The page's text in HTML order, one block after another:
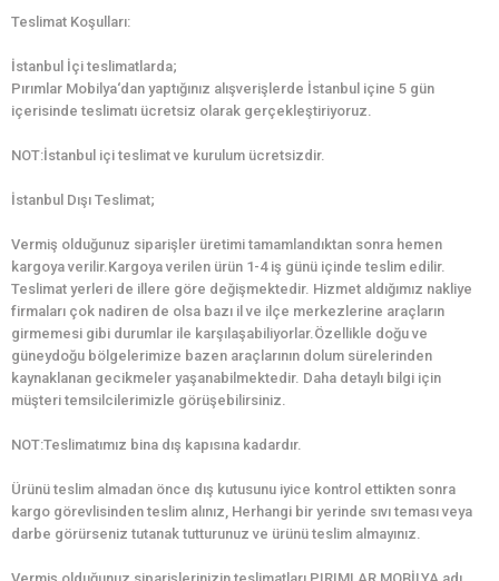
Teslimat Koşulları:
İstanbul İçi teslimatlarda;
Pırımlar Mobilya‘dan yaptığınız alışverişlerde İstanbul içine 5 gün
içerisinde teslimatı ücretsiz olarak gerçekleştiriyoruz.
NOT:İstanbul içi teslimat ve kurulum ücretsizdir.
İstanbul Dışı Teslimat;
Vermiş olduğunuz siparişler üretimi tamamlandıktan sonra hemen
kargoya verilir.Kargoya verilen ürün 1-4 iş günü içinde teslim edilir.
Teslimat yerleri de illere göre değişmektedir. Hizmet aldığımız nakliye
firmaları çok nadiren de olsa bazı il ve ilçe merkezlerine araçların
girmemesi gibi durumlar ile karşılaşabiliyorlar.Özellikle doğu ve
güneydoğu bölgelerimize bazen araçlarının dolum sürelerinden
kaynaklanan gecikmeler yaşanabilmektedir. Daha detaylı bilgi için
müşteri temsilcilerimizle görüşebilirsiniz.
NOT:Teslimatımız bina dış kapısına kadardır.
Ürünü teslim almadan önce dış kutusunu iyice kontrol ettikten sonra
kargo görevlisinden teslim alınız, Herhangi bir yerinde sıvı teması veya
darbe görürseniz tutanak tutturunuz ve ürünü teslim almayınız.